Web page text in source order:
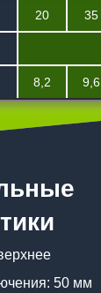
20 35
8,2 9,6
50 мм